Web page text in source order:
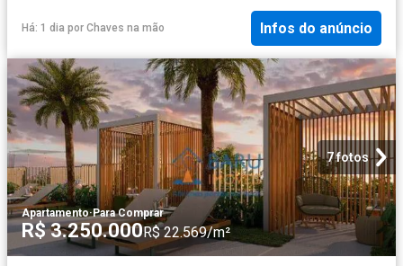
Há: 1 dia por Chaves na mão Infos do anúncio
7 fotos
Apartamento·Para Comprar
R$ 3.250.000R$ 22.569/m²